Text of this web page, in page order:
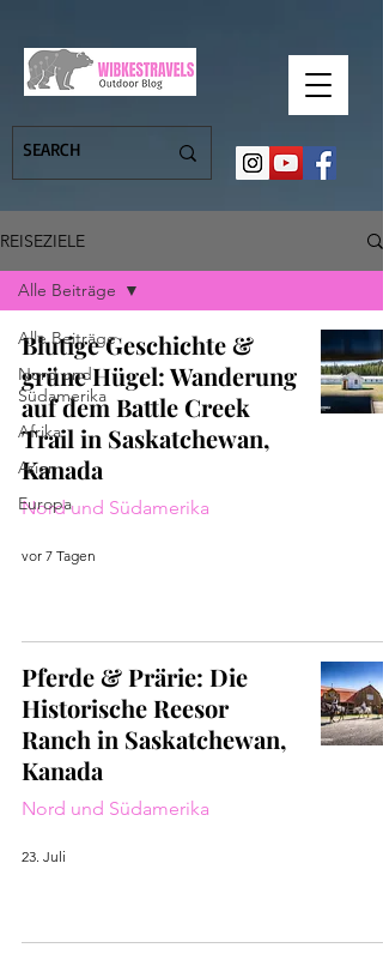
REISEZIELE
Alle Beiträge
Nord und
Südamerika
Afrika
Asien
Europa
Alle Beiträge
Blutige Geschichte &
grüne Hügel: Wanderung
auf dem Battle Creek
Trail in Saskatchewan,
Kanada
Nord und Südamerika
vor 7 Tagen
Pferde & Prärie: Die
Historische Reesor
Ranch in Saskatchewan,
Kanada
Nord und Südamerika
23. Juli